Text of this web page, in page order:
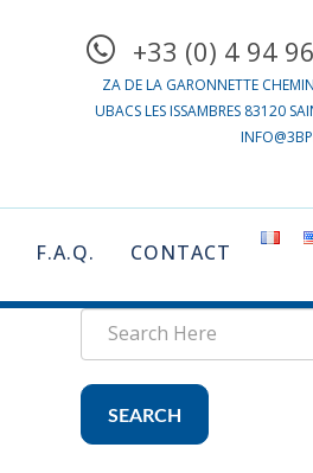
+33 (0) 4 94
ZA DE LA GARONNETTE
UBACS LES ISSAMBRES 83120
F.A.Q. CONTACT
SEARCH